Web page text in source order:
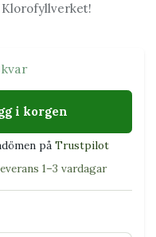
Klorofyllverket!
kvar
i korgen
på Trustpilot
1–3 vardagar